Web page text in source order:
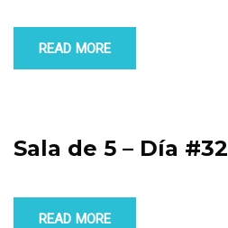
READ MORE
Sala de 5 – Día #32
READ MORE